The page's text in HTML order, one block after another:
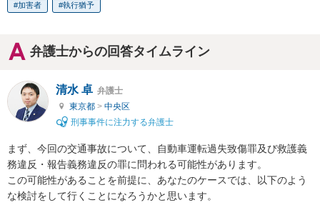
加害者 執行猶予
弁護士からの回答タイムライン
清水 卓 弁護士
東京都 > 中央区
刑事事件に注力する弁護士
まず、今回の交通事故について、自動車運転過失致傷罪及び救護義
務違反・報告義務違反の罪に問われる可能性があります。
この可能性があることを前提に、あなたのケースでは、以下のよう
な検討をして行くことになろうかと思います。